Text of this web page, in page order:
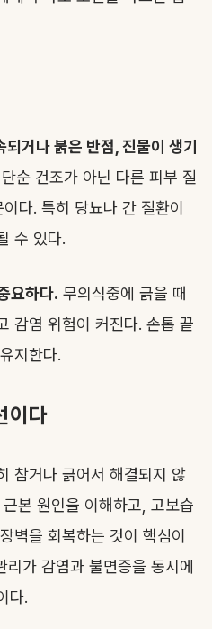
거나 붉은 반점, 진물이 생기
단순 건조가 아닌 다른 피부 질
다. 특히 당뇨나 간 질환이
수 있다.
요하다. 무의식중에 긁을 때
감염 위험이 커진다. 손톱 끝
지한다.
이다
참거나 긁어서 해결되지 않
본 원인을 이해하고, 고보습
벽을 회복하는 것이 핵심이
가 감염과 불면증을 동시에
다.